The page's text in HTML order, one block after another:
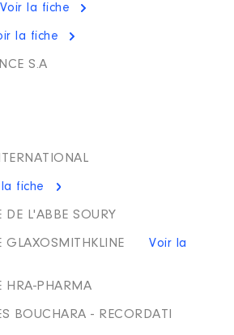
Voir la fiche
la fiche
S.A
fiche
DE L'ABBE SOURY
GLAXOSMITHKLINE
Voir la
HRA-PHARMA
BOUCHARA - RECORDATI